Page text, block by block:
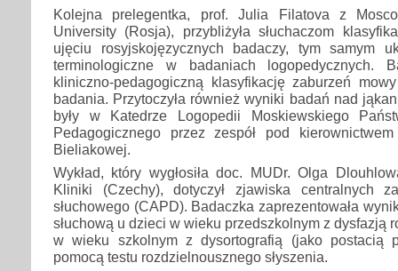
Kolejna prelegentka, prof. Julia Filatova z
University (Rosja), przybliżyła słuchaczom
ujęciu rosyjskojęzycznych badaczy, tym samym
terminologiczne w badaniach logopedycznych.
kliniczno-pedagogiczną klasyfikację zaburzeń
badania. Przytoczyła również wyniki badań nad
były w Katedrze Logopedii Moskiewskiego
Pedagogicznego przez zespół pod
Bieliakowej.
Wykład, który wygłosiła doc. MUDr. Olga
Kliniki (Czechy), dotyczył zjawiska centralnych
słuchowego (CAPD). Badaczka zaprezentowała
słuchową u dzieci w wieku przedszkolnym z dysfazją
w wieku szkolnym z dysortografią (jako postacią
pomocą testu rozdzielnousznego słyszenia.